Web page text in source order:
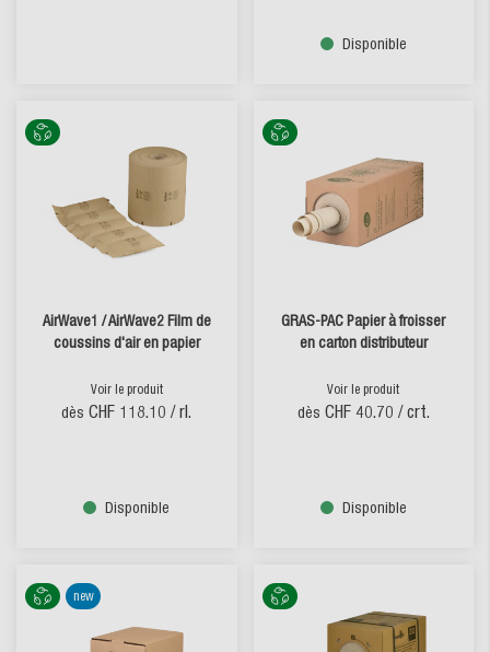
Disponible
AirWave1 / AirWave2 Film de
coussins d'air en papier
Voir le produit
dès CHF 118.10 / rl.
Disponible
GRAS-PAC Papier à froisser
en carton distributeur
Voir le produit
dès CHF 40.70 / crt.
Disponible
new